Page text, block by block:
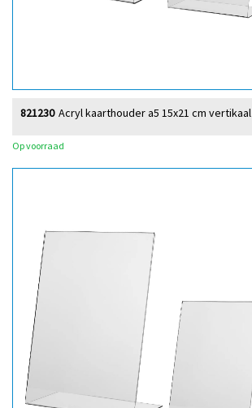
Acryl kaarthouder a5 15x21 cm vertikaal
821230
Op voorraad